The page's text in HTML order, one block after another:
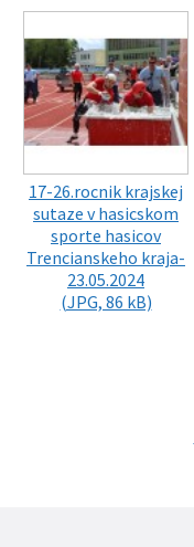
17-26.rocnik krajskej
sutaze v hasicskom
sporte hasicov
Trencianskeho kraja-
23.05.2024
(JPG, 86 kB)